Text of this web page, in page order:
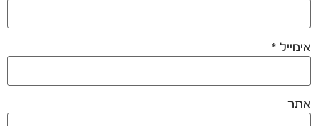
אימייל *
אתר